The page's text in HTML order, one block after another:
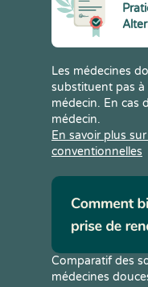
Les médecines
substituent pas
médecin. En cas
médecin.
En savoir plus
conventionnelles
Comparatif des
médecines